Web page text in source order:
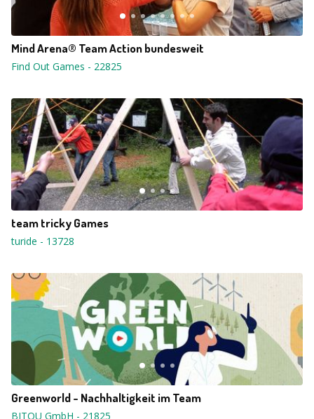
Mind Arena® Team Action bundesweit
Find Out Games - 22825
team tricky Games
turide - 13728
Greenworld - Nachhaltigkeit im Team
BITOU GmbH - 21825